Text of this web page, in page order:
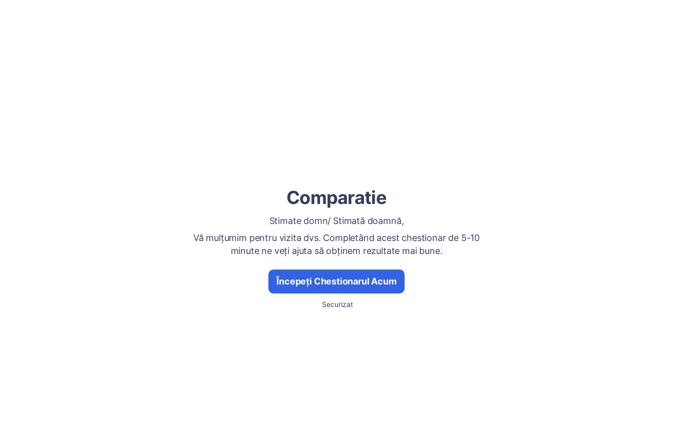
Comparatie
Stimate domn/ Stimată doamnă,
Vă mulțumim pentru vizita dvs. Completând acest chestionar de 5-10
minute ne veți ajuta să obținem rezultate mai bune.
Începeți Chestionarul Acum
Securizat